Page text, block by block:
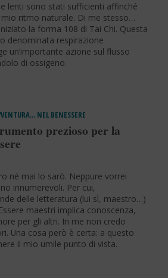
lenti sono stati sufficienti affinché
ritmo naturale. Di me stesso…
la forma 108 di Tai Chi. Questa
denominata respirazione
un’importante azione sul flusso
di ossigeno.
NEL BENESSERE
prezioso per la
né mai lo sarò. Neppure vorrei
innumerevoli. Per cui,
delle letteratura (lui sì, maestro…)
maestri implica conoscenza,
per gli altri. In me non credo
Una cosa però è certa: a questo
il mio umile punto di vista.